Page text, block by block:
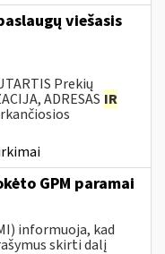
viešasis
Prekių
ADRESAS IR
GPM paramai
informuoja, kad
skirti dalį